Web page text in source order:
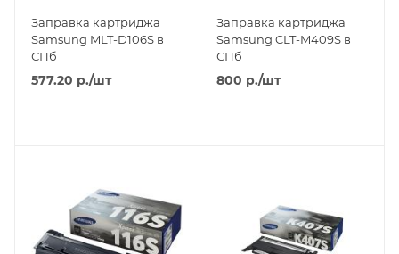
Заправка картриджа
Samsung MLT-D106S в
СПб
577.20 р./шт
Заправка картриджа
Samsung CLT-M409S в
СПб
800 р./шт